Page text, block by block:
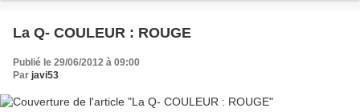
La Q- COULEUR : ROUGE
Publié le 29/06/2012 à 09:00
Par javi53